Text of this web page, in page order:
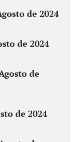
de 2024
de 2024
de
de 2024